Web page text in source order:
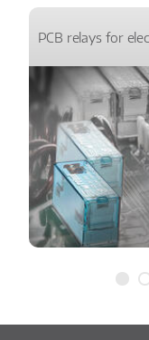
PCB relays for